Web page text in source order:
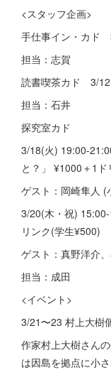
<スタッフ企画>
手仕事イン・カド
担当：志賀
読書喫茶カド 3/
担当：石井
探究室カド
3/18(火) 19:00-
と？」 ¥1000＋1ド
ゲスト：岡崎隼人
3/20(木・祝)
リンク(学生¥500)
ゲスト：真野洋介
担当：成田
<イベント>
3/21〜23 村上大樹
作家村上大樹さん
は因島を拠点に小